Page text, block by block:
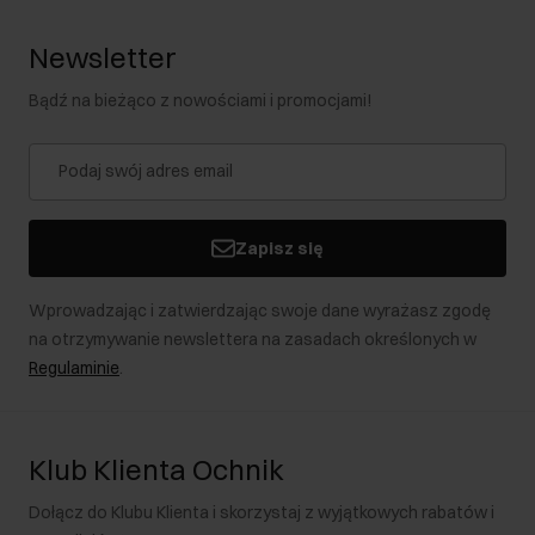
Newsletter
Bądź na bieżąco z nowościami i promocjami!
Zapisz się
Wprowadzając i zatwierdzając swoje dane wyrażasz zgodę
na otrzymywanie newslettera na zasadach określonych w
Regulaminie.
Klub Klienta Ochnik
Dołącz do Klubu Klienta i skorzystaj z wyjątkowych rabatów i